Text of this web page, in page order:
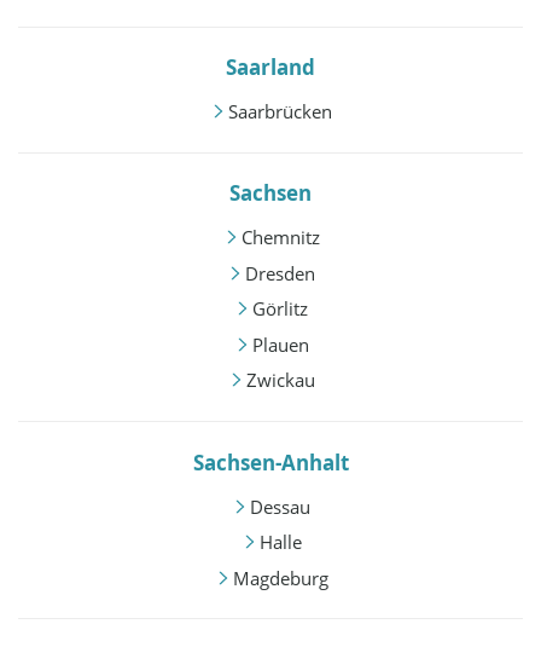
Saarland
Saarbrücken
Sachsen
Chemnitz
Dresden
Görlitz
Plauen
Zwickau
Sachsen-Anhalt
Dessau
Halle
Magdeburg